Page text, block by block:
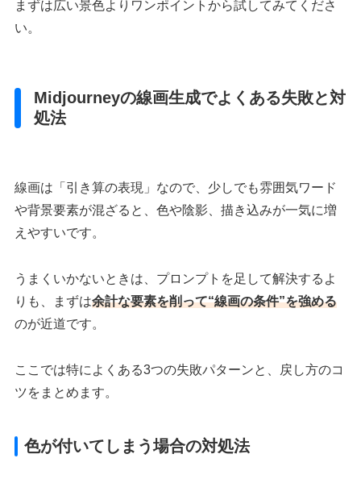
まずは広い景色よりワンポイントから試してみてくださ
い。
Midjourneyの線画生成でよくある失敗と対
処法
線画は「引き算の表現」なので、少しでも雰囲気ワード
や背景要素が混ざると、色や陰影、描き込みが一気に増
えやすいです。
うまくいかないときは、プロンプトを足して解決するよ
りも、まずは余計な要素を削って“線画の条件”を強める
のが近道です。
ここでは特によくある3つの失敗パターンと、戻し方のコ
ツをまとめます。
色が付いてしまう場合の対処法